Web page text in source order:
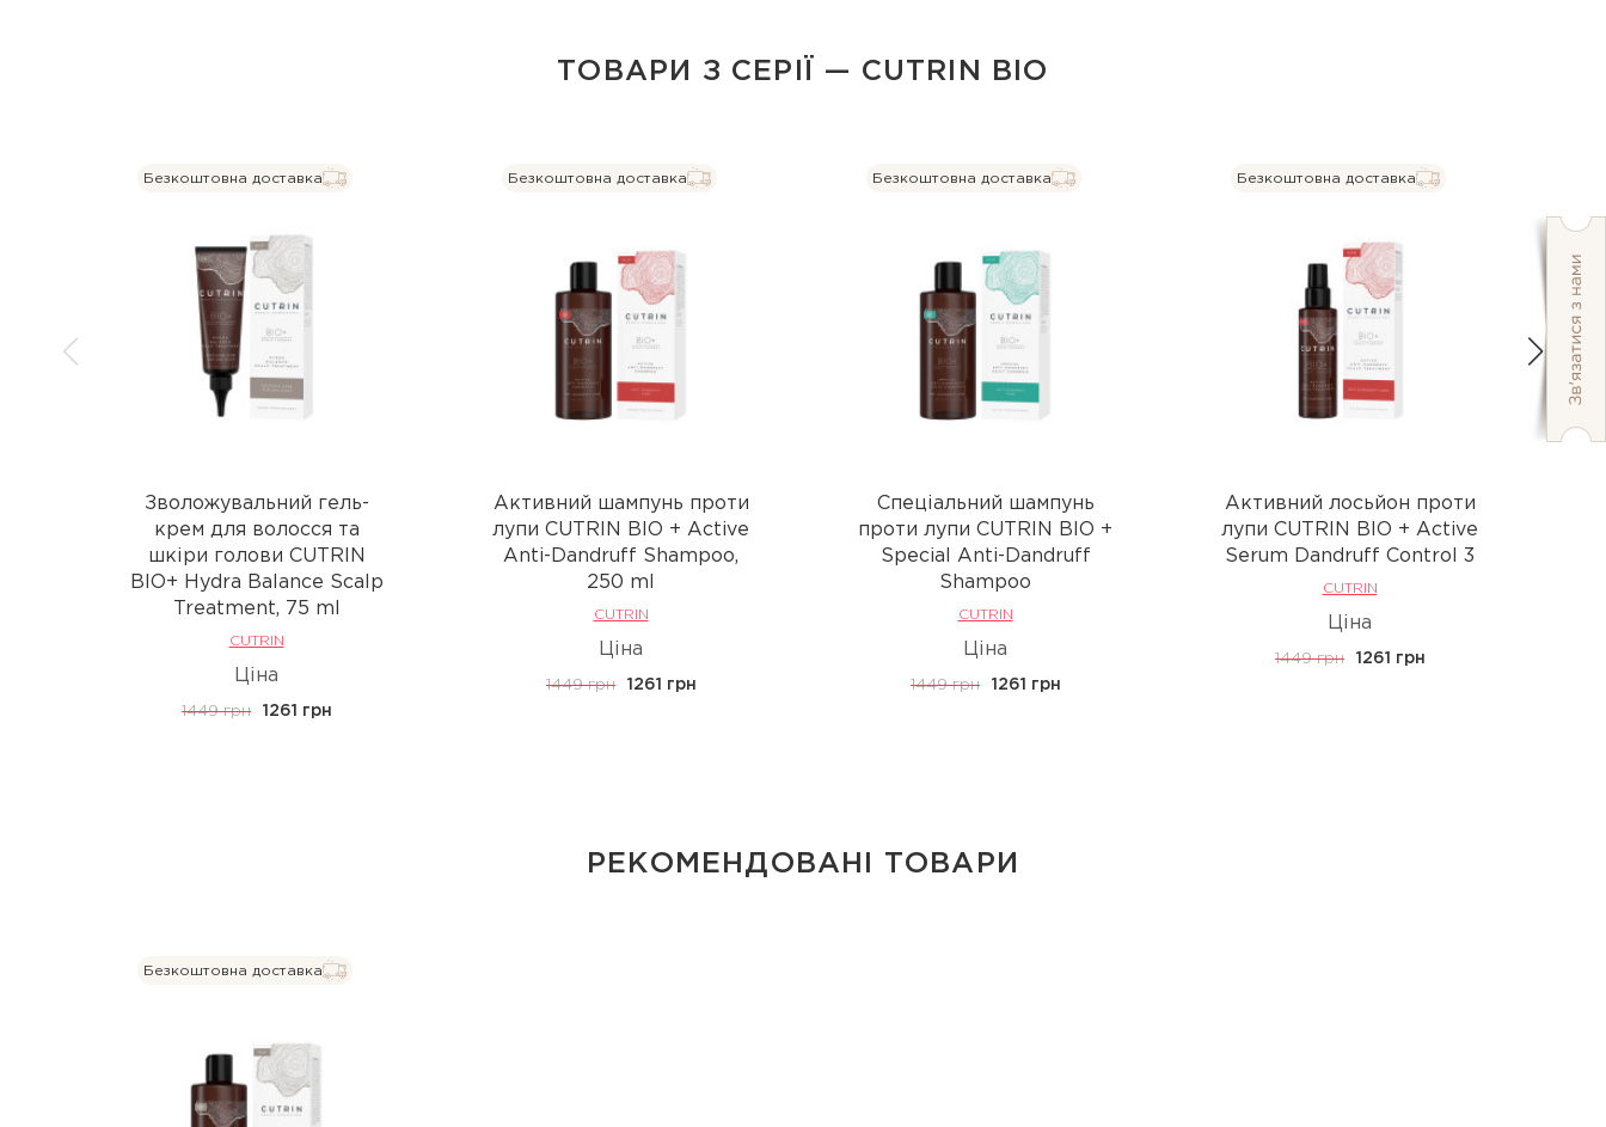
ТОВАРИ З СЕРІЇ — CUTRIN BIO
Безкоштовна доставка
Зволожувальний гель-
крем для волосся та
шкіри голови CUTRIN
BIO+ Hydra Balance Scalp
Treatment, 75 ml
CUTRIN
Ціна
1449 грн 1261 грн
Безкоштовна доставка
Активний шампунь проти
лупи CUTRIN BIO + Active
Anti-Dandruff Shampoo,
250 ml
CUTRIN
Ціна
1449 грн 1261 грн
Безкоштовна доставка
Спеціальний шампунь
проти лупи CUTRIN BIO +
Special Anti-Dandruff
Shampoo
CUTRIN
Ціна
1449 грн 1261 грн
Безкоштовна доставка
Активний лосьйон проти
лупи CUTRIN BIO + Active
Serum Dandruff Control 3
CUTRIN
Ціна
1449 грн 1261 грн
РЕКОМЕНДОВАНІ ТОВАРИ
Безкоштовна доставка